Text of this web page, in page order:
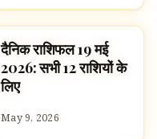
ज्योतिष
दैनिक राशिफल 19 मई
2026: सभी 12 राशियों के
लिए
May 9, 2026